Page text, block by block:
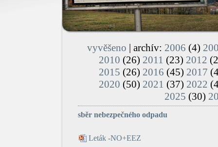
vyvěšeno | archív: 2006 (4)
2010 (26) 2011 (23) 2012
2015 (26) 2016 (45) 2017
2020 (50) 2021 (37) 2022
2025 (30)
sběr nebezpečného odpadu
Leták -NO+EEZ